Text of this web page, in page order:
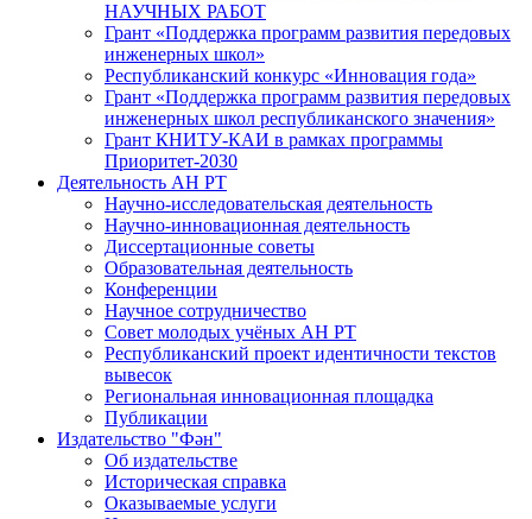
НАУЧНЫХ РАБОТ
Грант «Поддержка программ развития передовых
инженерных школ»
Республиканский конкурс «Инновация года»
Грант «Поддержка программ развития передовых
инженерных школ республиканского значения»
Грант КНИТУ-КАИ в рамках программы
Приоритет-2030
Деятельность АН РТ
Научно-исследовательская деятельность
Научно-инновационная деятельность
Диссертационные советы
Образовательная деятельность
Конференции
Научное сотрудничество
Совет молодых учёных АН РТ
Республиканский проект идентичности текстов
вывесок
Региональная инновационная площадка
Публикации
Издательство "Фән"
Об издательстве
Историческая справка
Оказываемые услуги